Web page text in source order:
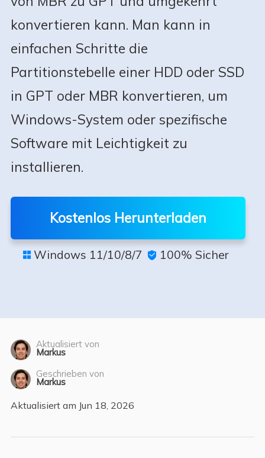
konvertieren kann. Man kann in
einfachen Schritte die
Partitionstebelle einer HDD oder SSD
in GPT oder MBR konvertieren, um
Windows-System oder spezifische
Software mit Leichtigkeit zu
installieren.
Kostenlos Herunterladen
 Windows 11/10/8/7  100% Sicher
Aktualisiert von
Markus
Geschrieben von
Markus
Aktualisiert am Jun 18, 2026